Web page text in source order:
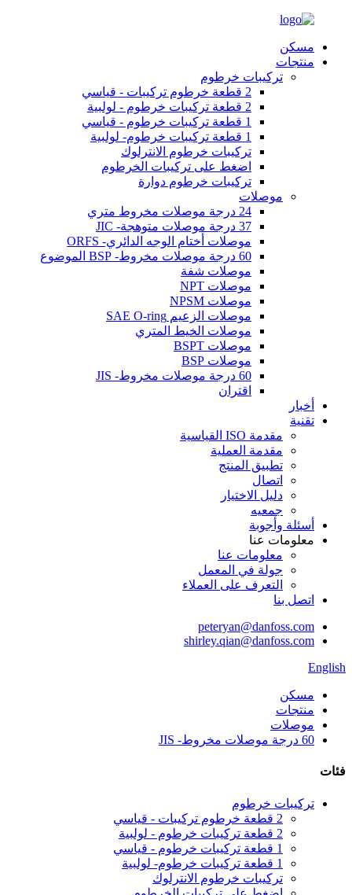
مسكن
منتجات
تركيبات خرطوم
2 قطعة خرطوم تركيبات - قياسي
2 قطعة تركيبات خرطوم - لولبية
1 قطعة تركيبات خرطوم - قياسي
1 قطعة تركيبات خرطوم- لولبية
تركيبات خرطوم الانترلوك
اضغط على تركيبات الخرطوم
تركيبات خرطوم دوارة
موصلات
24 درجة موصلات مخروط متري
37 درجة موصلات متوهجة- JIC
موصلات أختام الوجه الدائري- ORFS
60 درجة موصلات مخروط- BSP الموضوع
موصلات شفة
موصلات NPT
موصلات NPSM
موصلات الزعيم SAE O-ring
موصلات الخيط المتري
موصلات BSPT
موصلات BSP
60 درجة موصلات مخروط- JIS
اقتران
أخبار
تقنية
مقدمة ISO القياسية
مقدمة العملية
تطبيق المنتج
اتصال
دليل الاختيار
جمعيه
أسئلة وأجوبة
معلومات عنا
معلومات عنا
جولة في المعمل
التعرف على العملاء
اتصل بنا
peteryan@danfoss.com
shirley.qian@danfoss.com
English
مسكن
منتجات
موصلات
60 درجة موصلات مخروط- JIS
فئات
تركيبات خرطوم
2 قطعة خرطوم تركيبات - قياسي
2 قطعة تركيبات خرطوم - لولبية
1 قطعة تركيبات خرطوم - قياسي
1 قطعة تركيبات خرطوم- لولبية
تركيبات خرطوم الانترلوك